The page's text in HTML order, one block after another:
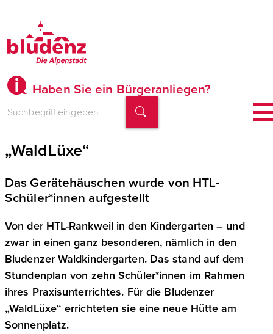
Haben Sie ein Bürgeranliegen?
Neue Hütte für Bludenzer
„WaldLüxe“
Das Gerätehäuschen wurde von HTL-
Schüler*innen aufgestellt
Von der HTL-Rankweil in den Kindergarten – und
zwar in einen ganz besonderen, nämlich in den
Bludenzer Waldkindergarten. Das stand auf dem
Stundenplan von zehn Schüler*innen im Rahmen
ihres Praxisunterrichtes. Für die Bludenzer
„WaldLüxe“ errichteten sie eine neue Hütte am
Sonnenplatz.